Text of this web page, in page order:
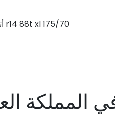
175/70 r14 88t xl أتريزو إيكو سايلون 175/70 r14 88t
المملكة